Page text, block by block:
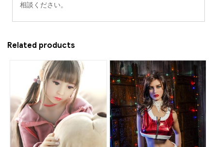
相談ください。
Related products